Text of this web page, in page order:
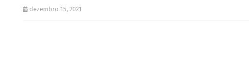
dezembro 15, 2021